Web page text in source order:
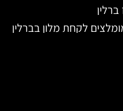
לקחת מלון בברלין